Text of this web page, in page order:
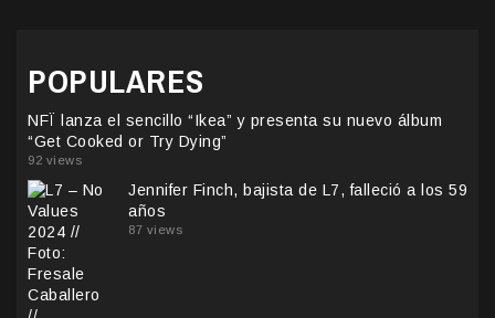
POPULARES
NFÏ lanza el sencillo “Ikea” y presenta su nuevo álbum
“Get Cooked or Try Dying”
92 views
Jennifer Finch, bajista de L7, falleció a los 59
años
87 views